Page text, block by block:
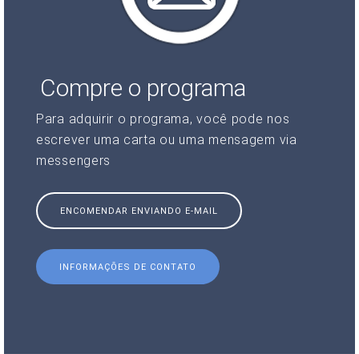
Compre o programa
Para adquirir o programa, você pode nos
escrever uma carta ou uma mensagem via
messengers
ENCOMENDAR ENVIANDO E-MAIL
INFORMAÇÕES DE CONTATO